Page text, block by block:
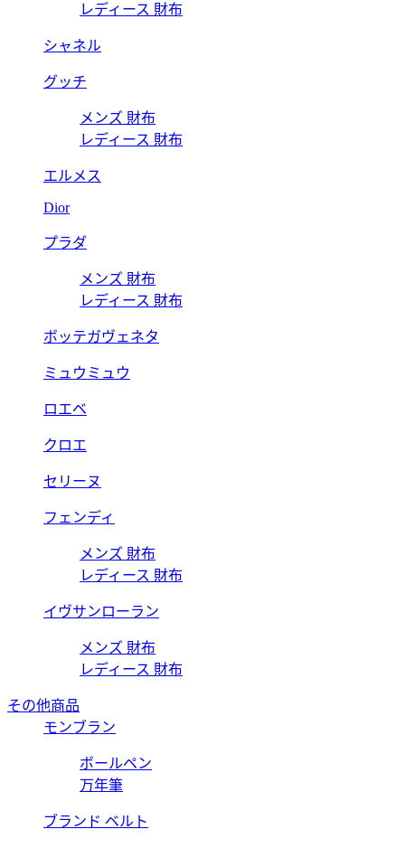
レディース 財布
シャネル
グッチ
メンズ 財布
レディース 財布
エルメス
Dior
プラダ
メンズ 財布
レディース 財布
ボッテガヴェネタ
ミュウミュウ
ロエベ
クロエ
セリーヌ
フェンディ
メンズ 財布
レディース 財布
イヴサンローラン
メンズ 財布
レディース 財布
その他商品
モンブラン
ボールペン
万年筆
ブランド ベルト